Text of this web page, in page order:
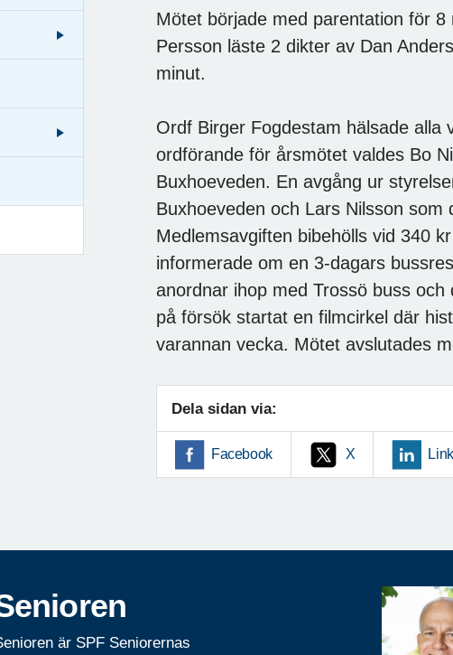
Mötet började med parentation för
Persson läste 2 dikter av Dan
minut.
Ordf Birger Fogdestam hälsade alla
ordförande för årsmötet valdes Bo
Buxhoeveden. En avgång ur
Buxhoeveden och Lars Nilsson
Medlemsavgiften bibehölls vid 340
informerade om en 3-dagars
anordnar ihop med Trossö buss
på försök startat en filmcirkel där
varannan vecka. Mötet avslutades
Dela sidan via:
Facebook X
är SPF Seniorernas